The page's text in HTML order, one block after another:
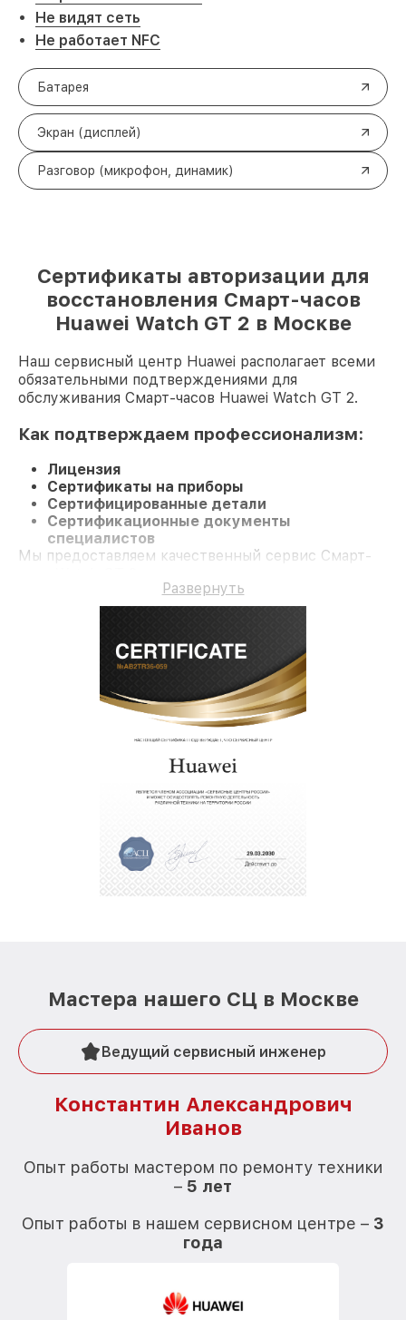
Не видят сеть
Не работает NFC
Батарея
Экран (дисплей)
Разговор (микрофон, динамик)
Сертификаты авторизации для
восстановления Смарт-часов
Huawei Watch GT 2 в Москве
Наш сервисный центр Huawei располагает всеми
обязательными подтверждениями для
обслуживания Смарт-часов Huawei Watch GT 2.
Как подтверждаем профессионализм:
Лицензия
Сертификаты на приборы
Сертифицированные детали
Сертификационные документы
специалистов
Мы предоставляем качественный сервис Смарт-
Развернуть
Мастера нашего СЦ в Москве
Ведущий сервисный инженер
Константин Александрович
Иванов
Опыт работы мастером по ремонту техники
– 5 лет
Опыт работы в нашем сервисном центре – 3
года